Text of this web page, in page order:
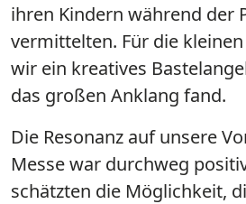
ihren Kindern während der
vermittelten. Für die
wir ein kreatives
das großen Anklang fand.
Die Resonanz auf unsere
Messe war durchweg
schätzten die Möglichkeit,